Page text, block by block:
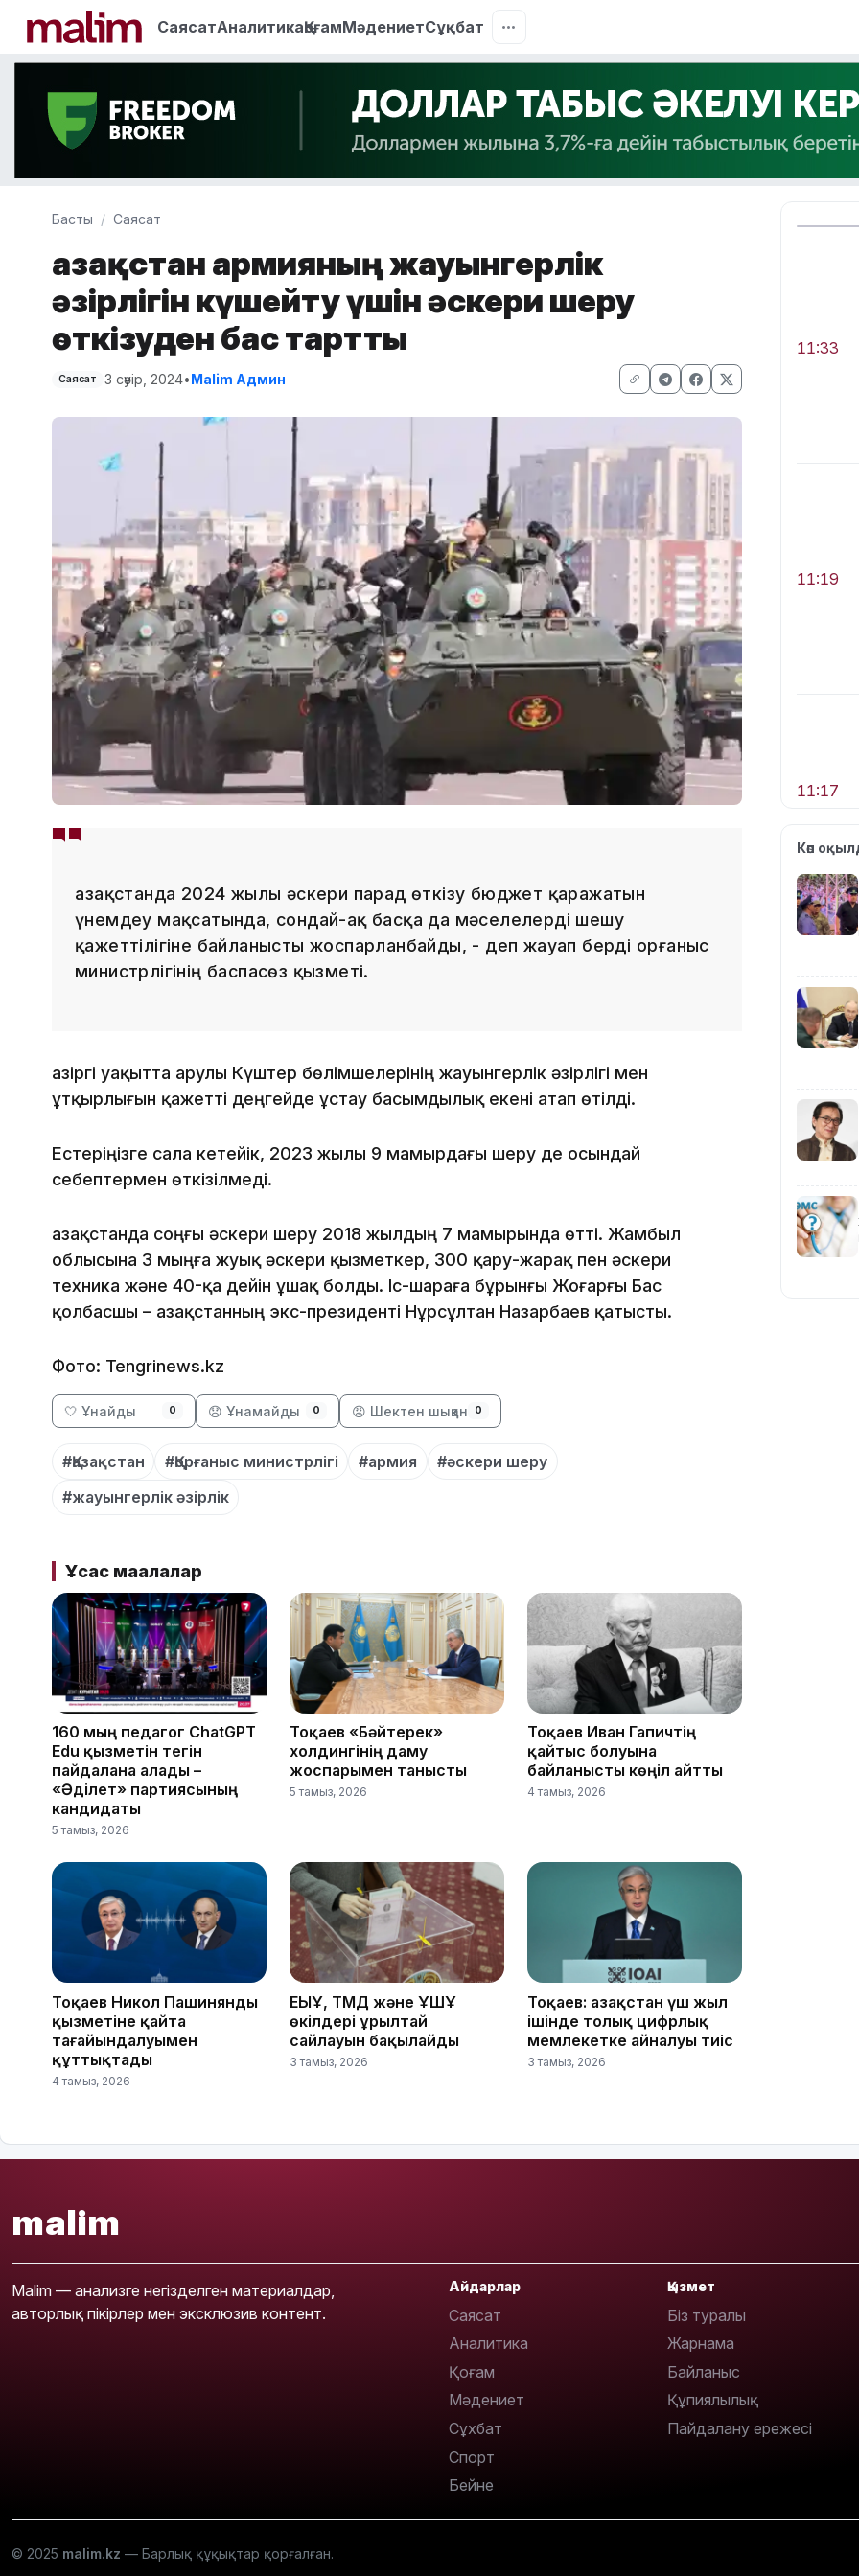
СаясатАналитикаҚоғамМәдениетСұқбат
Басты Саясат
Қазақстан армияның жауынгерлік
әзірлігін күшейту үшін әскери шеру
өткізуден бас тартты
Саясат 3 сәуір, 2024•Malim Админ
Қазақстанда 2024 жылы әскери парад өткізу бюджет қаражатын
үнемдеу мақсатында, сондай-ақ басқа да мәселелерді шешу
қажеттілігіне байланысты жоспарланбайды, - деп жауап берді Қорғаныс
министрлігінің баспасөз қызметі.
Қазіргі уақытта Қарулы Күштер бөлімшелерінің жауынгерлік әзірлігі мен
ұтқырлығын қажетті деңгейде ұстау басымдылық екені атап өтілді.
Естеріңізге сала кетейік, 2023 жылы 9 мамырдағы шеру де осындай
себептермен өткізілмеді.
Қазақстанда соңғы әскери шеру 2018 жылдың 7 мамырында өтті. Жамбыл
облысына 3 мыңға жуық әскери қызметкер, 300 қару-жарақ пен әскери
техника және 40-қа дейін ұшақ болды. Іс-шараға бұрынғы Жоғарғы Бас
қолбасшы – Қазақстанның экс-президенті Нұрсұлтан Назарбаев қатысты.
Фото: Tengrinews.kz
🤍 Ұнайды 0 😞 Ұнамайды 0 😡 Шектен шыққан 0
#Қазақстан #Қорғаныс министрлігі #армия
#әскери шеру
#жауынгерлік әзірлік
Ұқсас мақалалар
160 мың педагог ChatGPT
Edu қызметін тегін
пайдалана алады –
«Әділет» партиясының
кандидаты
5 тамыз, 2026
Тоқаев «Бәйтерек»
холдингінің даму
жоспарымен танысты
5 тамыз, 2026
Тоқаев Иван Гапичтің
қайтыс болуына
байланысты көңіл айтты
4 тамыз, 2026
Тоқаев Никол Пашинянды
қызметіне қайта
тағайындалуымен
құттықтады
4 тамыз, 2026
ЕҚЫҰ, ТМД және ҰҚШҰ
өкілдері Құрылтай
сайлауын бақылайды
3 тамыз, 2026
Тоқаев: Қазақстан үш жыл
ішінде толық цифрлық
мемлекетке айналуы тиіс
3 тамыз, 2026
11:33
11:19
11:17
10:05
Көп
malim
Malim — анализге негізделген материалдар,
авторлық пікірлер мен эксклюзив контент.
Айдарлар
Саясат
Аналитика
Қоғам
Мәдениет
Сұхбат
Спорт
Бейне
Қызмет
Біз туралы
Жарнама
Байланыс
Құпиялылық
Пайдалану ережесі
© 2025 malim.kz — Барлық құқықтар қорғалған.